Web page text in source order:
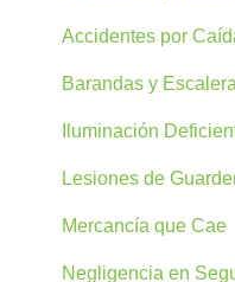
Accidentes por
Barandas y
Iluminación
Lesiones de
Mercancía que Cae
Negligencia en